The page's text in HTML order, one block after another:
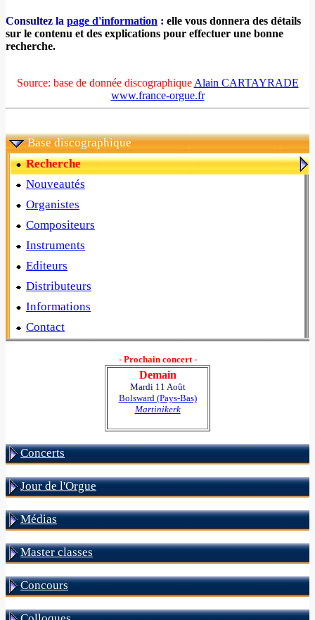
Consultez la page d'information : elle vous donnera des détails
sur le contenu et des explications pour effectuer une bonne
recherche.
Source: base de donnée discographique Alain CARTAYRADE
www.france-orgue.fr
Base discographique
Recherche
Nouveautés
Organistes
Compositeurs
Instruments
Editeurs
Distributeurs
Informations
Contact
- Prochain concert -
Demain
Mardi 11 Août
Bolsward (Pays-Bas)
Martinikerk
Concerts
Jour de l'Orgue
Médias
Master classes
Concours